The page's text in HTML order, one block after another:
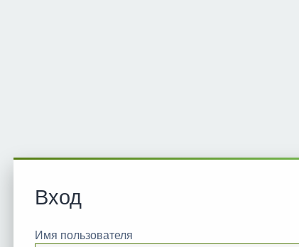
Вход
Имя пользователя